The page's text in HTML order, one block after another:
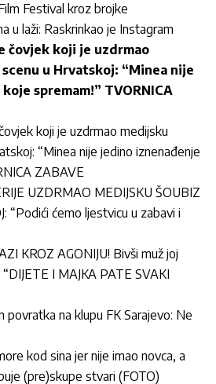
Festival kroz brojke
u laži: Raskrinkao je Instagram
čovjek koji je uzdrmao
u Hrvatskoj: “Minea nije
spremam!” TVORNICA
koji je uzdrmao medijsku
“Minea nije jedino iznenađenje
ZABAVE
UZDRMAO MEDIJSKU ŠOUBIZ
“Podići ćemo ljestvicu u zabavi i
KROZ AGONIJU! Bivši muž joj
I MAJKA PATE SVAKI
povratka na klupu FK Sarajevo: Ne
kod sina jer nije imao novca, a
(pre)skupe stvari (FOTO)